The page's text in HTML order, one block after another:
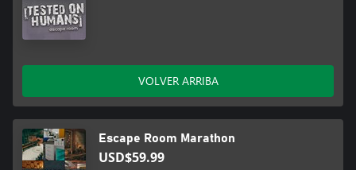
VOLVER ARRIBA
Escape Room Marathon
USD$59.99